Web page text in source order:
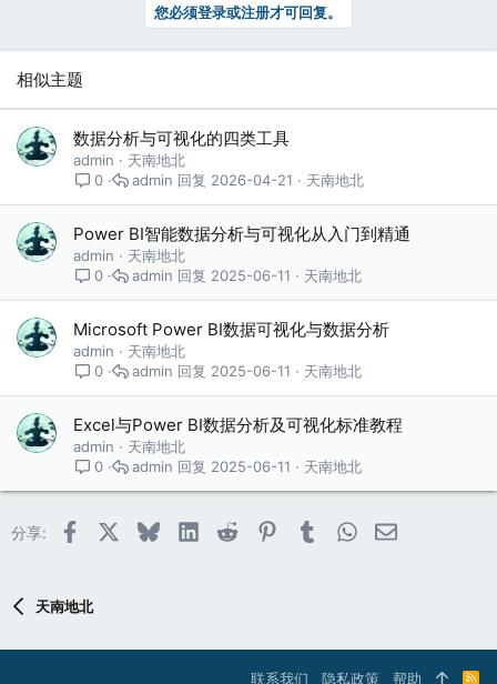
您必须登录或注册才可回复。
相似主题
数据分析与可视化的四类工具
admin
天南地北
0
天南地北
2026-04-21
admin
Power BI智能数据分析与可视化从入门到精通
admin
天南地北
0
天南地北
2025-06-11
admin
Microsoft Power BI数据可视化与数据分析
admin
天南地北
0
天南地北
2025-06-11
admin
Excel与Power BI数据分析及可视化标准教程
admin
天南地北
0
天南地北
2025-06-11
admin
分享: FacebookX (Twitter)
BlueskyLinkedInReddit PinterestTumblrWhatsApp
邮件
天南地北
联系我们 隐私政策 帮助 R